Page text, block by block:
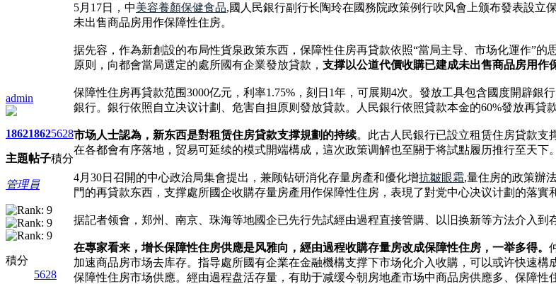
admin
1862
主題
1862
帖子
5628
積分
管理員
積分
5628
5月17日，中美容養顏保健食品,國人民銀行副行长陶玲在國務院政策例行吹风會上颁布發表設
未出售商品房用作保障性住房。
据先容，作為新創設的布局性貨泉政策东西，保障性住房再貸款依照“當局主导、市场化運作”
原则，向都會當局選定的處所國有企業發放貸款， 支撑以公道代價收購已建成未出售商品房用作
保障性住房再貸款范围3000亿元，利率1.75%，刻日1年，可展期4次。發放工具包含國度開辟
銀行。銀行依照自立决议计劃、危害自担原则發放貸款。人民銀行依照貸款本金的60%發放再貸
市场人士認為，新东西是對租赁住房貸款支撑規劃的持续。此古人民銀行已設立租赁住房貸款支
在各都會有序落地，贸易可延续的模式開端構成，這次政策调解也至關于将試點履历推行至天下。
4月30日召開的中心政治局集會提出，兼顾钻研消化存量房產和優化增抗皺眼霜,量住房的政策辦
門的再貸款东西，支撑處所國企收購存量房產用作保障性住房，表現了對党中心决议计劃的落實
据記者领會，郑州、南京、珠海等地國企已先行先試經由過程直接管購、以旧换新等方法介入到
在專家看来，增长保障性住房供應是风雅向，經由過程收購存量房改成保障性住房，一举多得。
加速商品房市场去库存。指导處所國有企業在金融機構支撑下市场化介入收購，可以或许快速構
保障性住房市场供應。經由過程盘活存量，有助于减缓今朝房地產市场中商品房供應多、保障性